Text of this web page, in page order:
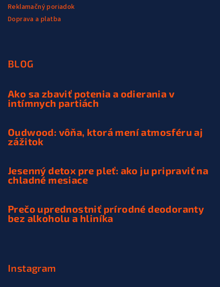
Reklamačný poriadok
Doprava a platba
BLOG
Ako sa zbaviť potenia a odierania v
intímnych partiách
Oudwood: vôňa, ktorá mení atmosféru aj
zážitok
Jesenný detox pre pleť: ako ju pripraviť na
chladné mesiace
Prečo uprednostniť prírodné deodoranty
bez alkoholu a hliníka
Instagram